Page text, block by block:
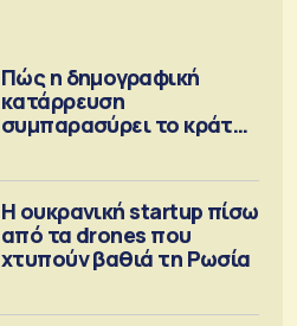
Πώς η δημογραφική
κατάρρευση
συμπαρασύρει το κράτος
Η ουκρανική startup πίσω
από τα drones που
χτυπούν βαθιά τη Ρωσία